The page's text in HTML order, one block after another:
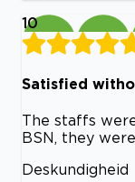
10
Satisfied
The staffs
BSN, they
Deskundigheid